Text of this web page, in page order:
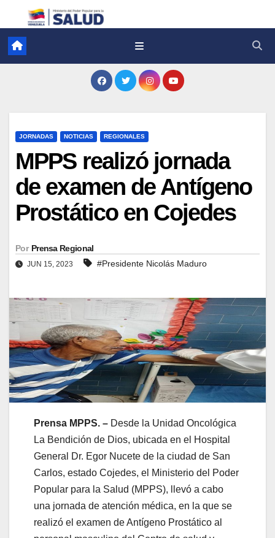
JORNADAS NOTICIAS REGIONALES
MPPS realizó jornada
de examen de Antígeno
Prostático en Cojedes
Por Prensa Regional
JUN 15, 2023 #Presidente Nicolás Maduro
Prensa MPPS. – Desde la Unidad Oncológica
La Bendición de Dios, ubicada en el Hospital
General Dr. Egor Nucete de la ciudad de San
Carlos, estado Cojedes, el Ministerio del Poder
Popular para la Salud (MPPS), llevó a cabo
una jornada de atención médica, en la que se
realizó el examen de Antígeno Prostático al